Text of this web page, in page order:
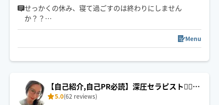
せっかくの休み、寝て過ごすのは終わりにしません
か？？
平日は仕事で疲れきってしまい休日は何もせずだらだら
しているだけ。。。
体はどんどん固まっていきます。大切なのは定期的なケ
ア。休みを無駄にしたくないなら私にお任せください！
Menu
【自己紹介,自己PR必読】深圧セラピスト🧘‍♀️H
aru🌿‬
5.0(62 reviews)